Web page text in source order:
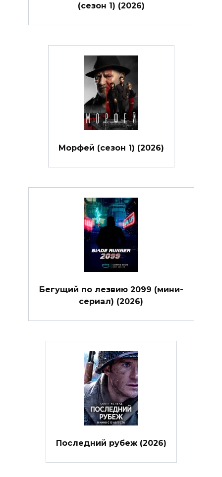
(сезон 1) (2026)
Морфей (сезон 1) (2026)
Бегущий по лезвию 2099 (мини-
сериал) (2026)
Последний рубеж (2026)